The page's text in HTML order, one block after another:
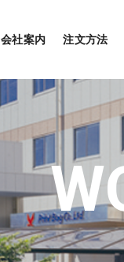
会社案内 注文方法